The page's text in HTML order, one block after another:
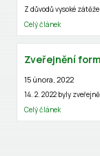
Z důvodů vysoké
Celý článek
Zveřejnění
15 února, 2022
14. 2. 2022 byly
Celý článek